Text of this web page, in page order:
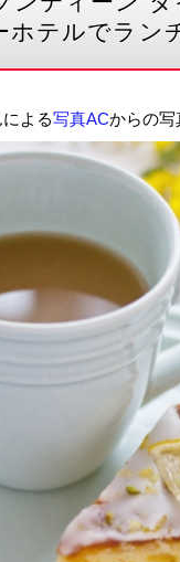
ホテルでラン
による写真ACからの写